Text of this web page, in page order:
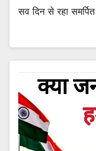
सव दिन से रहा